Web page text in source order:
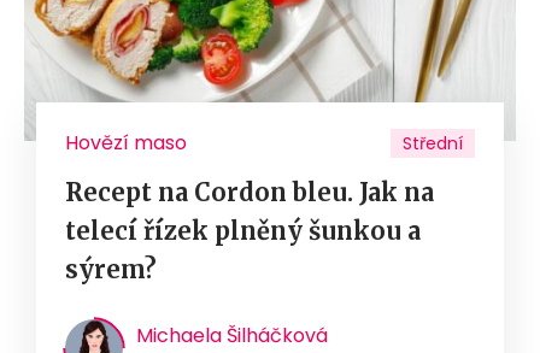
Hovězí maso Střední
Recept na Cordon bleu. Jak na
telecí řízek plněný šunkou a
sýrem?
Michaela Šilháčková